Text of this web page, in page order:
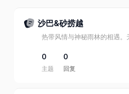
沙巴&砂捞越
0
主题
0
回复